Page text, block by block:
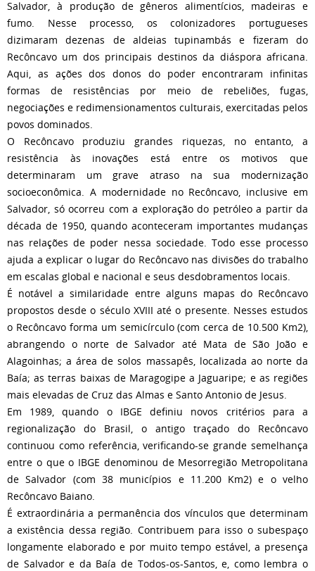
Salvador, à produção de gêneros alimentícios, madeiras e
fumo. Nesse processo, os colonizadores portugueses
dizimaram dezenas de aldeias tupinambás e fizeram do
Recôncavo um dos principais destinos da diáspora africana.
Aqui, as ações dos donos do poder encontraram infinitas
formas de resistências por meio de rebeliões, fugas,
negociações e redimensionamentos culturais, exercitadas pelos
povos dominados.
O Recôncavo produziu grandes riquezas, no entanto, a
resistência às inovações está entre os motivos que
determinaram um grave atraso na sua modernização
socioeconômica. A modernidade no Recôncavo, inclusive em
Salvador, só ocorreu com a exploração do petróleo a partir da
década de 1950, quando aconteceram importantes mudanças
nas relações de poder nessa sociedade. Todo esse processo
ajuda a explicar o lugar do Recôncavo nas divisões do trabalho
em escalas global e nacional e seus desdobramentos locais.
É notável a similaridade entre alguns mapas do Recôncavo
propostos desde o século XVIII até o presente. Nesses estudos
o Recôncavo forma um semicírculo (com cerca de 10.500 Km2),
abrangendo o norte de Salvador até Mata de São João e
Alagoinhas; a área de solos massapês, localizada ao norte da
Baía; as terras baixas de Maragogipe a Jaguaripe; e as regiões
mais elevadas de Cruz das Almas e Santo Antonio de Jesus.
Em 1989, quando o IBGE definiu novos critérios para a
regionalização do Brasil, o antigo traçado do Recôncavo
continuou como referência, verificando-se grande semelhança
entre o que o IBGE denominou de Mesorregião Metropolitana
de Salvador (com 38 municípios e 11.200 Km2) e o velho
Recôncavo Baiano.
É extraordinária a permanência dos vínculos que determinam
a existência dessa região. Contribuem para isso o subespaço
longamente elaborado e por muito tempo estável, a presença
de Salvador e da Baía de Todos-os-Santos, e, como lembra o